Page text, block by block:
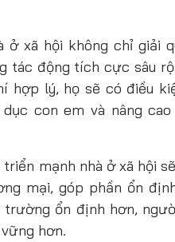
ở xã hội không chỉ giải
tác động tích cực sâu
hợp lý, họ sẽ có điều
con em và nâng
mạnh nhà ở xã hội
mại, góp phần ổn
ổn định hơn,
hơn.